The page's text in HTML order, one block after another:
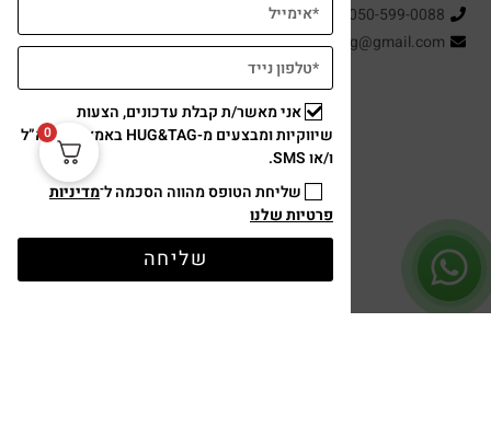
050-599-0088
hugandtag@gmail.com
0
אני מאשר/ת קבלת עדכונים, הצעות
שיווקיות ומבצעים מ-HUG&TAG באמצעות דוא”ל
ו/או SMS.
שליחת הטופס מהווה הסכמה ל־מדיניות
פרטיות שלנו
שליחה